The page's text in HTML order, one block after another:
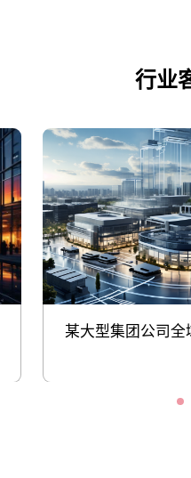
行业
某大型集团公司全